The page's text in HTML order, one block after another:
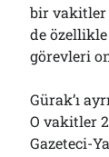
bir vakitler
de
görevleri
Gürak’ı
O vakitler
Gazeteci-